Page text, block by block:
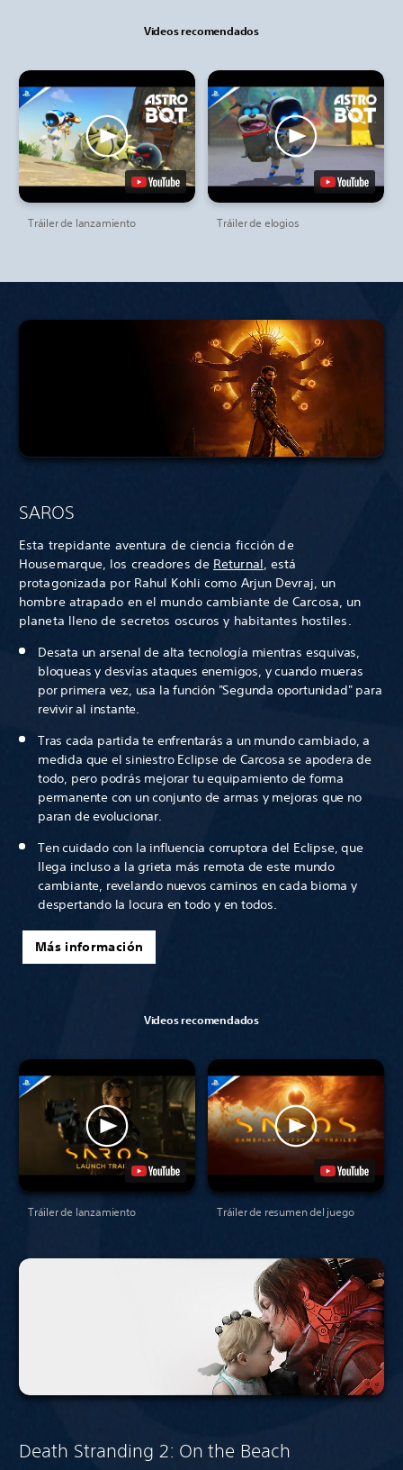
Videos recomendados
Tráiler de lanzamiento Tráiler de elogios
SAROS
Esta trepidante aventura de ciencia ficción de
Housemarque, los creadores de Returnal, está
protagonizada por Rahul Kohli como Arjun Devraj, un
hombre atrapado en el mundo cambiante de Carcosa, un
planeta lleno de secretos oscuros y habitantes hostiles.
Desata un arsenal de alta tecnología mientras esquivas,
bloqueas y desvías ataques enemigos, y cuando mueras
por primera vez, usa la función "Segunda oportunidad" para
revivir al instante.
Tras cada partida te enfrentarás a un mundo cambiado, a
medida que el siniestro Eclipse de Carcosa se apodera de
todo, pero podrás mejorar tu equipamiento de forma
permanente con un conjunto de armas y mejoras que no
paran de evolucionar.
Ten cuidado con la influencia corruptora del Eclipse, que
llega incluso a la grieta más remota de este mundo
cambiante, revelando nuevos caminos en cada bioma y
despertando la locura en todo y en todos.
Más información
Videos recomendados
Tráiler de lanzamiento Tráiler de resumen del juego
Death Stranding 2: On the Beach